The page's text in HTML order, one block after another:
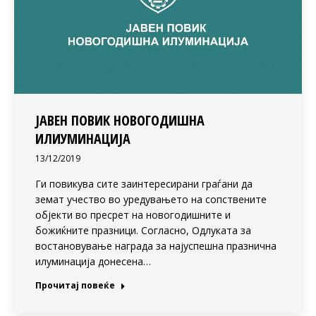
ЈАВЕН ПОВИК НОВОГОДИШНА
ИЛИУМИНАЦИЈА
13/12/2019
Ги повикува сите заинтересирани граѓани да
земат учество во уредувањето на сопствените
објекти во пресрет на новогодишните и
божиќните празници. Согласно, Одлуката за
востановување награда за најуспешна празнична
илуминација донесена…
Прочитај повеќе